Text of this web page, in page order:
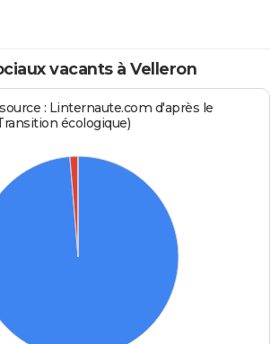
vacants à Velleron
: Linternaute.com d'après le
écologique)